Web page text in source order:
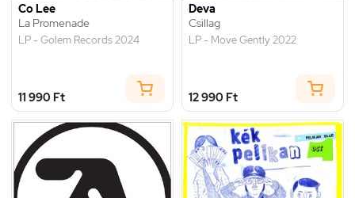
Co Lee
La Promenade
LP - Golem Records 2024
11 990 Ft
Deva
Csillag
LP - Move Gently 2022
12 990 Ft